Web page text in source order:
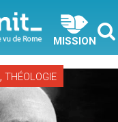
MISSION
, THÉOLOGIE